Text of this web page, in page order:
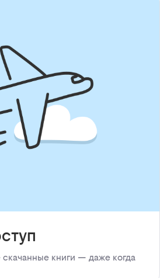
скачанные книги — даже когда